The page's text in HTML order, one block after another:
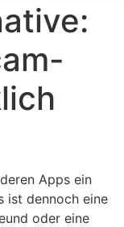
Apps ein
ist dennoch eine
oder eine